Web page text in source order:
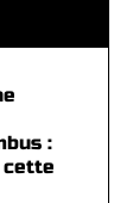
:
cette